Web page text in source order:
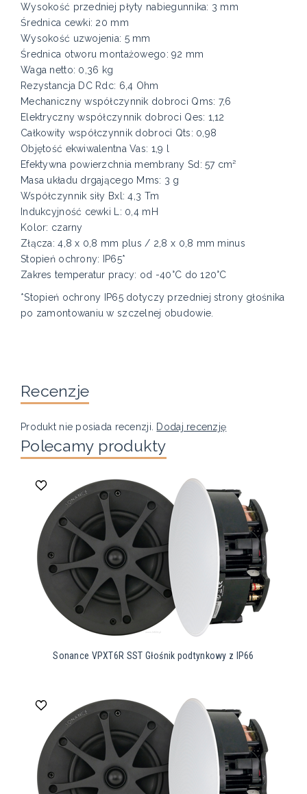
Wysokość przedniej płyty nabiegunnika: 3 mm
Średnica cewki: 20 mm
Wysokość uzwojenia: 5 mm
Średnica otworu montażowego: 92 mm
Waga netto: 0,36 kg
Rezystancja DC Rdc: 6,4 Ohm
Mechaniczny współczynnik dobroci Qms: 7,6
Elektryczny współczynnik dobroci Qes: 1,12
Całkowity współczynnik dobroci Qts: 0,98
Objętość ekwiwalentna Vas: 1,9 l
Efektywna powierzchnia membrany Sd: 57 cm²
Masa układu drgającego Mms: 3 g
Współczynnik siły Bxl: 4,3 Tm
Indukcyjność cewki L: 0,4 mH
Kolor: czarny
Złącza: 4,8 x 0,8 mm plus / 2,8 x 0,8 mm minus
Stopień ochrony: IP65*
Zakres temperatur pracy: od -40°C do 120°C
*Stopień ochrony IP65 dotyczy przedniej strony głośnika
po zamontowaniu w szczelnej obudowie.
Recenzje
Produkt nie posiada recenzji. Dodaj recenzję
Polecamy produkty
Sonance VPXT6R SST Głośnik podtynkowy z IP66